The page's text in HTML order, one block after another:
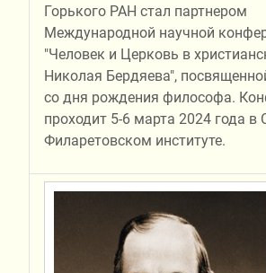
Горького РАН стал партнером
Международной научной
"Человек и Церковь в
Николая Бердяева",
со дня рождения философа.
проходит 5-6 марта 2024 года в
Филаретовском институте.